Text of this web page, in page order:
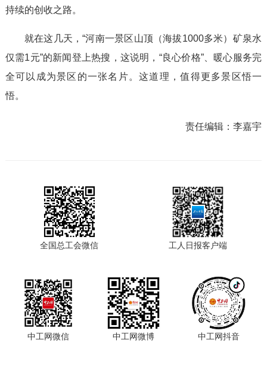
持续的创收之路。
就在这几天，“河南一景区山顶（海拔1000多米）矿泉水
仅需1元”的新闻登上热搜，这说明，“良心价格”、暖心服务完
全可以成为景区的一张名片。这道理，值得更多景区悟一
悟。
责任编辑：李嘉宇
全国总工会微信 工人日报客户端
中工网微信 中工网微博 中工网抖音